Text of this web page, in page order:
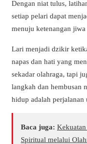
Dengan niat tulus,
setiap pelari dapat
menuju ketenangan
Lari menjadi dzikir
napas dan hati yang
sekadar olahraga, tapi
langkah dan hembusan
hidup adalah perjalanan
Baca juga:
Spiritual melalui